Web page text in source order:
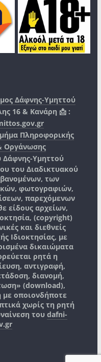
Δάφνης-Υμηττού
16 & Κανάρη 📩 :
Πληροφορικής
Οργάνωσης
Δάφνης-Υμηττού
του Διαδικτυακού
των
φωτογραφιών,
παρεχόμενων
είδους αρχείων,
(copyright)
και διεθνείς
Ιδιοκτησίας, με
δικαιώματα
ρητά η
αντιγραφή,
διανομή,
(download),
οποιονδήποτε
χωρίς τη ρητή
του dafni-